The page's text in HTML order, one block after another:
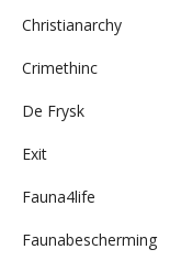
Christianarchy
Crimethinc
De Frysk
Exit
Fauna4life
Faunabescherming